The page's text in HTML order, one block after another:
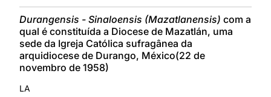
Durangensis - Sinaloensis (Mazatlanensis) com a
qual é constituída a Diocese de Mazatlán, uma
sede da Igreja Católica sufragânea da
arquidiocese de Durango, México(22 de
novembro de 1958)
LA